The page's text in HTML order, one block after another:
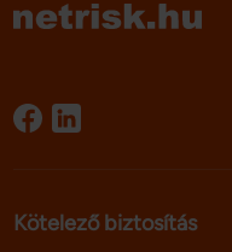
Kötelező biztosítás